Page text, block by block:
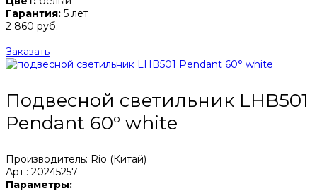
Гарантия: 5 лет
2 860 руб.
Заказать
Подвесной светильник LHB501
Pendant 60° white
Производитель: Rio (Китай)
Арт.: 20245257
Параметры: